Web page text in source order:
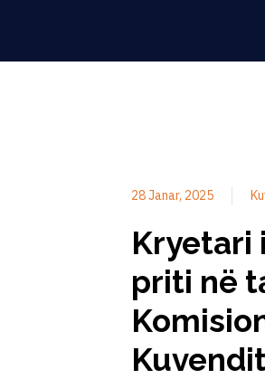
28 Janar, 2025
Kryetari
priti në